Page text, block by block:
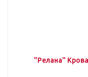
"Релана"